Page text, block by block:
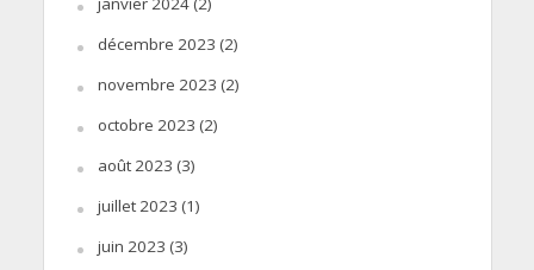
décembre 2023 (2)
novembre 2023 (2)
octobre 2023 (2)
août 2023 (3)
juillet 2023 (1)
juin 2023 (3)